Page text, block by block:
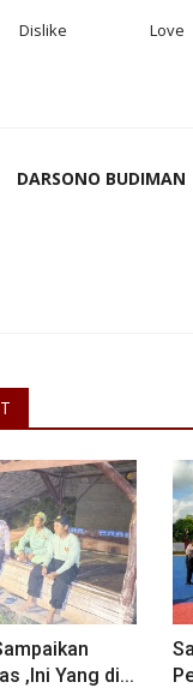
Dislike Love
DARSONO BUDIMAN
,Ini Yang di...